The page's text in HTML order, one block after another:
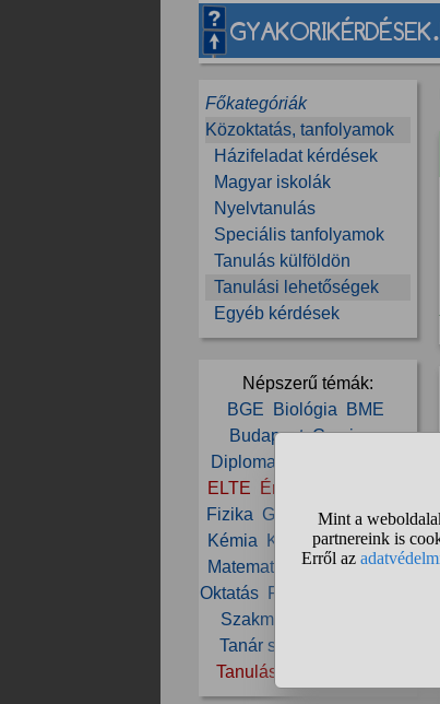
Főkategóriák
Közoktatás, tanfolyamok
Házifeladat kérdések
Magyar iskolák
Nyelvtanulás
Speciális tanfolyamok
Tanulás külföldön
Tanulási lehetőségek
Egyéb kérdések
Népszerű témák:
BGE
Biológia
BME
Budapest Corvinus
Diploma
ELTE
Érettségi
Fizika Gimnázium Iskola
Kémia
Képzés Levelező
Matematika
Munka NKE
Oktatás
Pszichológia
Szakma
Tanár szak
Tanulás